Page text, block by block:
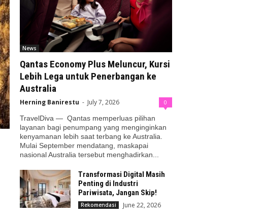
News
Qantas Economy Plus Meluncur, Kursi
Lebih Lega untuk Penerbangan ke
Australia
Herning Banirestu - July 7, 2026 0
TravelDiva — Qantas memperluas pilihan
layanan bagi penumpang yang menginginkan
kenyamanan lebih saat terbang ke Australia.
Mulai September mendatang, maskapai
nasional Australia tersebut menghadirkan...
Transformasi Digital Masih
Penting di Industri
Pariwisata, Jangan Skip!
Rekomendasi June 22, 2026